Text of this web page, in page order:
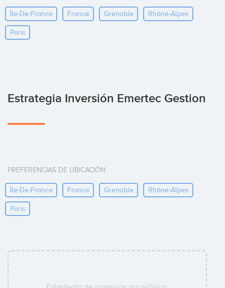
Île-De-France France Grenoble Rhône-Alpes
Paris
Estrategia Inversión Emertec Gestion
PREFERENCIAS DE UBICACIÓN:
Île-De-France France Grenoble Rhône-Alpes
Paris